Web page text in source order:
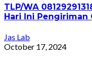
TLP/WA
Hari Ini Pengiriman
Jas Lab
October 17, 2024